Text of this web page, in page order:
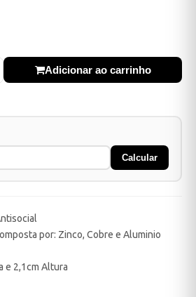
Adicionar ao carrinho
Calcular
por: Zinco, Cobre e Aluminio
e 2,1cm Altura